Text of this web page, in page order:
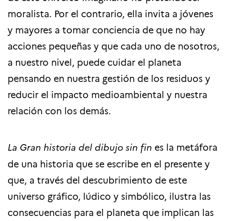
moralista. Por el contrario, ella invita a jóvenes
y mayores a tomar conciencia de que no hay
acciones pequeñas y que cada uno de nosotros,
a nuestro nivel, puede cuidar el planeta
pensando en nuestra gestión de los residuos y
reducir el impacto medioambiental y nuestra
relación con los demás.
La Gran historia del dibujo sin fin es la metáfora
de una historia que se escribe en el presente y
que, a través del descubrimiento de este
universo gráfico, lúdico y simbólico, ilustra las
consecuencias para el planeta que implican las